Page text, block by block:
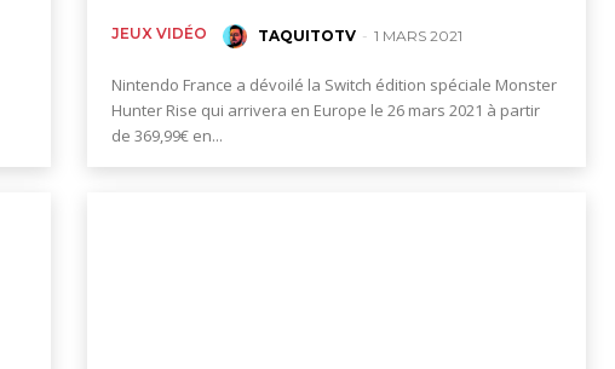
JEUX VIDÉO TAQUITOTV - 1 MARS 2021
Nintendo France a dévoilé la Switch édition spéciale Monster
Hunter Rise qui arrivera en Europe le 26 mars 2021 à partir
de 369,99€ en...